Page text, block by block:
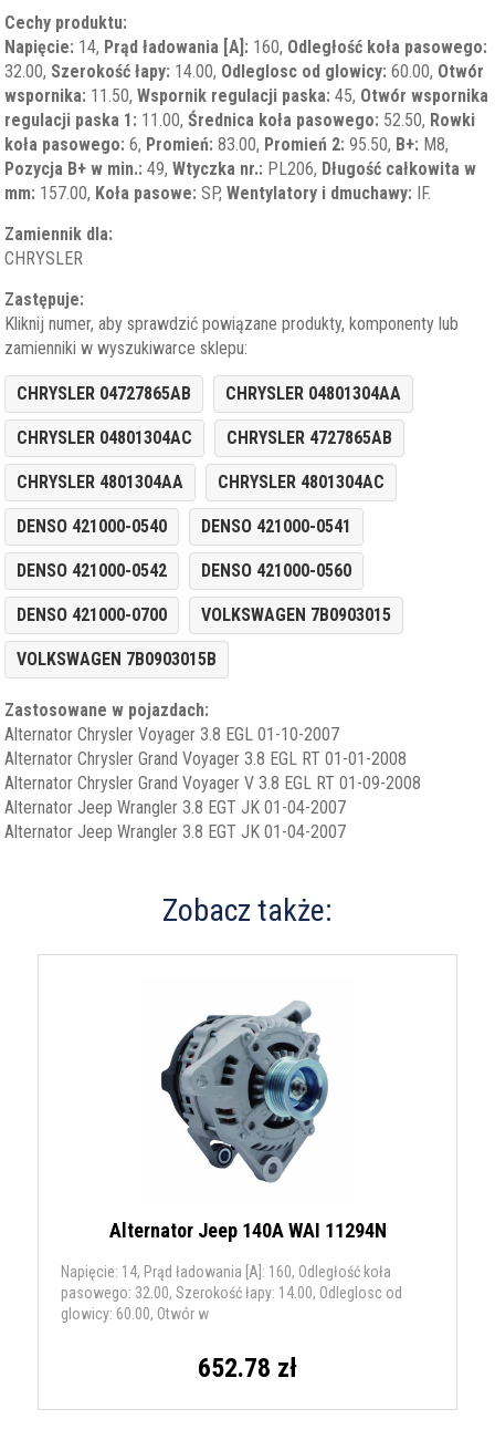
Cechy produktu:
Napięcie: 14, Prąd ładowania [A]: 160, Odległość koła pasowego:
32.00, Szerokość łapy: 14.00, Odleglosc od glowicy: 60.00, Otwór
wspornika: 11.50,Wspornik regulacji paska: 45, Otwór wspornika
regulacji paska 1: 11.00,Średnica koła pasowego: 52.50, Rowki
koła pasowego: 6, Promień: 83.00, Promień 2: 95.50, B+: M8,
Pozycja B+ w min.: 49,Wtyczka nr.: PL206, Długość całkowita w
mm: 157.00, Koła pasowe: SP,Wentylatory i dmuchawy: IF.
Zamiennik dla:
CHRYSLER
Zastępuje:
Kliknij numer, aby sprawdzić powiązane produkty, komponenty lub
zamienniki w wyszukiwarce sklepu:
CHRYSLER 04727865AB CHRYSLER 04801304AA
CHRYSLER 04801304AC CHRYSLER 4727865AB
CHRYSLER 4801304AA CHRYSLER 4801304AC
DENSO 421000-0540 DENSO 421000-0541
DENSO 421000-0542 DENSO 421000-0560
DENSO 421000-0700 VOLKSWAGEN 7B0903015
VOLKSWAGEN 7B0903015B
Zastosowane w pojazdach:
Alternator Chrysler Voyager 3.8 EGL 01-10-2007
Alternator Chrysler Grand Voyager 3.8 EGL RT 01-01-2008
Alternator Chrysler Grand Voyager V 3.8 EGL RT 01-09-2008
Alternator Jeep Wrangler 3.8 EGT JK 01-04-2007
Alternator Jeep Wrangler 3.8 EGT JK 01-04-2007
Zobacz także:
Alternator Jeep 140A WAI 11294N
Napięcie: 14, Prąd ładowania [A]: 160, Odległość koła
pasowego: 32.00, Szerokość łapy: 14.00, Odleglosc od
glowicy: 60.00, Otwór w
652.78 zł